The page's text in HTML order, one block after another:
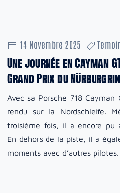
14 Novembre 2025
Une journée en Cayman
Grand Prix du
Avec sa Porsche 718 Cayman
rendu sur la Nordschleife.
troisième fois, il a encore pu
En dehors de la piste, il a
moments avec d’autres pilotes.